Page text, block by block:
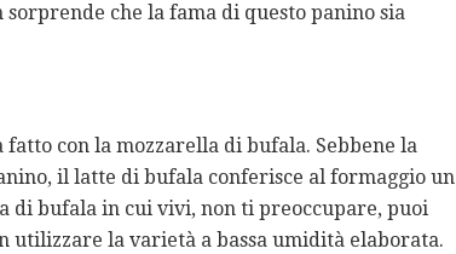
che la fama di questo panino sia
con la mozzarella di bufala. Sebbene la
il latte di bufala conferisce al formaggio un
di bufala in cui vivi, non ti preoccupare, puoi
utilizzare la varietà a bassa umidità elaborata.